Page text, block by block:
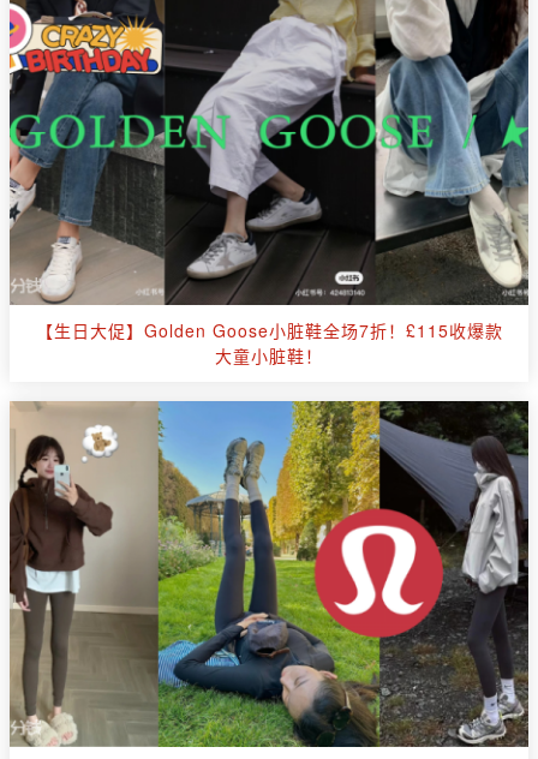
【生日大促】Golden Goose小脏鞋全场7折！£115收爆款
大童小脏鞋！